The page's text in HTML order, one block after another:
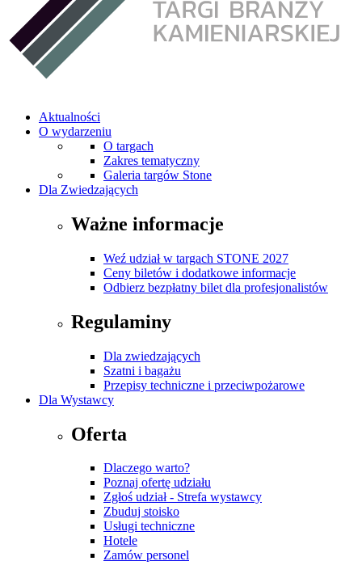
Aktualności
O wydarzeniu
O targach
Zakres tematyczny
Galeria targów Stone
Dla Zwiedzających
Ważne informacje
Weź udział w targach STONE 2027
Ceny biletów i dodatkowe informacje
Odbierz bezpłatny bilet dla profesjonalistów
Regulaminy
Dla zwiedzających
Szatni i bagażu
Przepisy techniczne i przeciwpożarowe
Dla Wystawcy
Oferta
Dlaczego warto?
Poznaj ofertę udziału
Zgłoś udział - Strefa wystawcy
Zbuduj stoisko
Usługi techniczne
Hotele
Zamów personel